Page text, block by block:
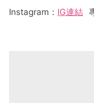
Instagram： IG連結